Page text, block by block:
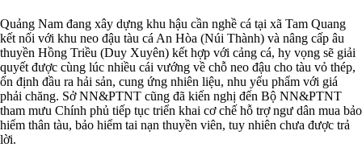
Quảng Nam đang xây dựng khu hậu cần nghề cá tại xã Tam Quang
kết nối với khu neo đậu tàu cá An Hòa (Núi Thành) và nâng cấp âu
thuyền Hồng Triều (Duy Xuyên) kết hợp với cảng cá, hy vọng sẽ giải
quyết được cùng lúc nhiều cái vướng về chỗ neo đậu cho tàu vỏ thép,
ổn định đầu ra hải sản, cung ứng nhiên liệu, nhu yếu phẩm với giá
phải chăng. Sở NN&PTNT cũng đã kiến nghị đến Bộ NN&PTNT
tham mưu Chính phủ tiếp tục triển khai cơ chế hỗ trợ ngư dân mua bảo
hiểm thân tàu, bảo hiểm tai nạn thuyền viên, tuy nhiên chưa được trả
lời.